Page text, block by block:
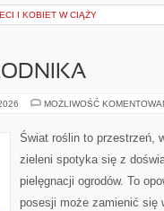
I KOBIET W CIĄŻY
MOŻLIWOŚĆ
Świat roślin to przestrzeń,
zieleni spotyka się z
pielęgnacji ogrodów. To
posesji może zamienić się